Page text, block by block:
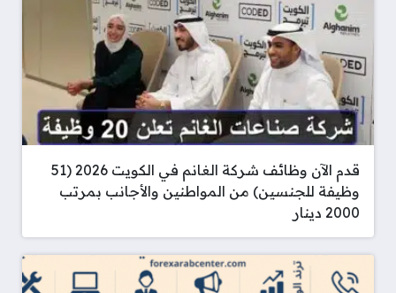
قدم الآن وظائف شركة الغانم في الكويت 2026 (51
وظيفة للجنسين) من المواطنين والأجانب بمرتب
2000 دينار